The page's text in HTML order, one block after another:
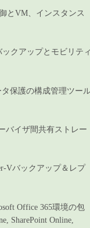
とVM、インスタンス
ックアップとモビリテ
保護の構成管理ツー
バイザ間共有ストレー
Vバックアップ＆レプ
Office 365環境の包
SharePoint Online,